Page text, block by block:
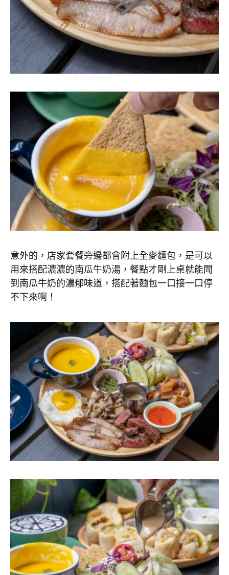
意外的，店家套餐旁邊都會附上全麥麵包，是可以
用來搭配濃濃的南瓜牛奶湯，餐點才剛上桌就能聞
到南瓜牛奶的濃郁味道，搭配著麵包一口接一口停
不下來啊！